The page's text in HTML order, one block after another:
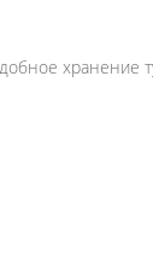
хранение